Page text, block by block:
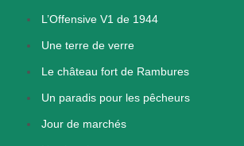
L’Offensive V1 de 1944
Une terre de verre
Le château fort de Rambures
Un paradis pour les pêcheurs
Jour de marchés